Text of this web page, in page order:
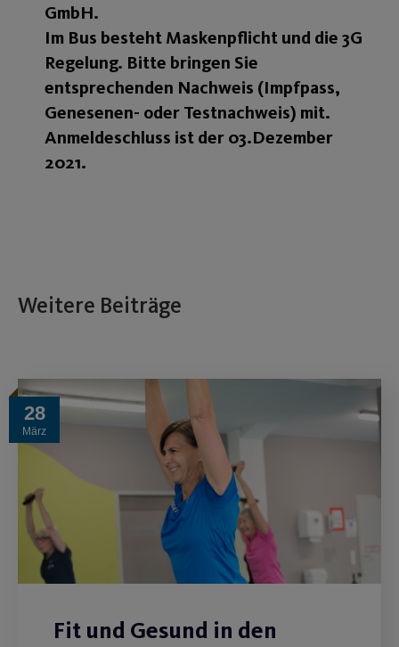
GmbH.
Im Bus besteht Maskenpflicht und die 3G
Regelung. Bitte bringen Sie
entsprechenden Nachweis (Impfpass,
Genesenen- oder Testnachweis) mit.
Anmeldeschluss ist der 03.Dezember
2021.
Weitere Beiträge
28
März
Fit und Gesund in den